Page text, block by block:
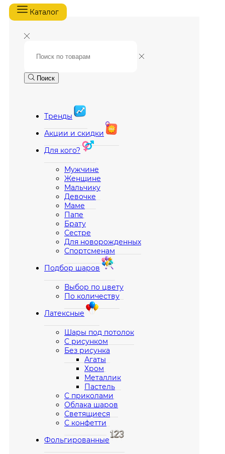
Каталог
Поиск
Тренды
Акции и скидки
Для кого?
Мужчине
Женщине
Мальчику
Девочке
Маме
Папе
Брату
Сестре
Для новорожденных
Спортсменам
Подбор шаров
Выбор по цвету
По количеству
Латексные
Шары под потолок
С рисунком
Без рисунка
Агаты
Хром
Металлик
Пастель
С приколами
Облака шаров
Светящиеся
С конфетти
Фольгированные